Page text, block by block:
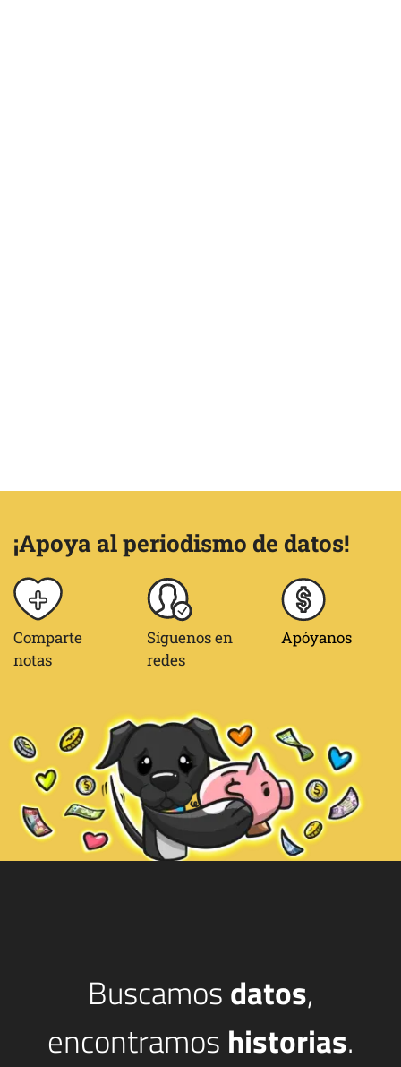
¡Apoya al periodismo de datos!
Comparte
notas
Síguenos en
redes
Apóyanos
Buscamosdatos,
encontramos historias.